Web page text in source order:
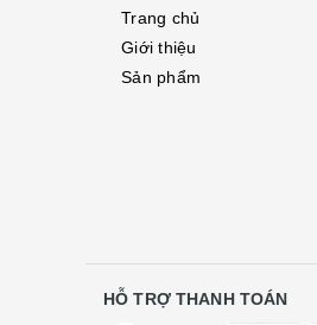
Trang chủ
Giới thiệu
Sản phẩm
HỖ TRỢ THANH TOÁN